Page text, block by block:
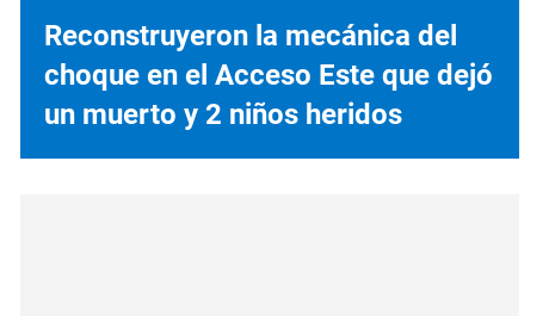
Reconstruyeron la mecánica del
choque en el Acceso Este que dejó
un muerto y 2 niños heridos